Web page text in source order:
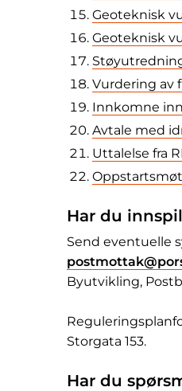
Geoteknisk
Geoteknisk
Vurdering av
Innkomne
Avtale med
Uttalelse fra
Har du
Send eventuelle
Byutvikling,
Storgata 153.
Har du